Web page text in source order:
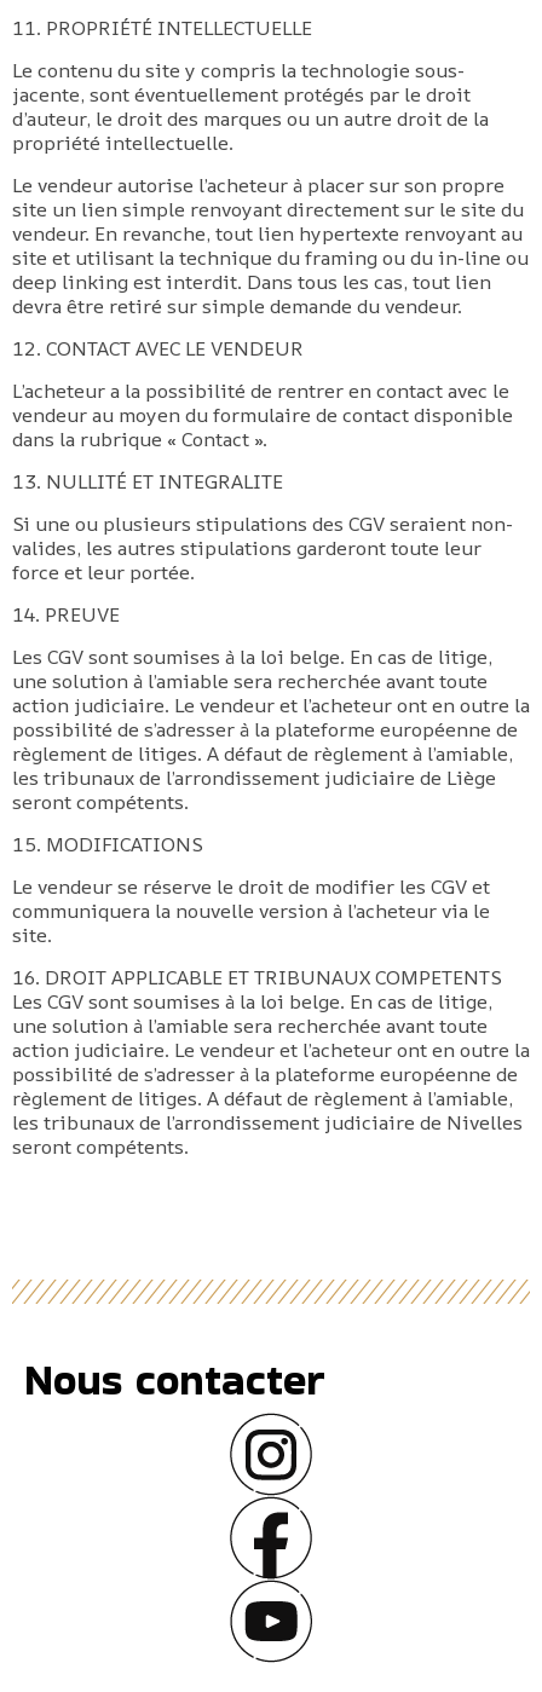
11. PROPRIÉTÉ INTELLECTUELLE
Le contenu du site y compris la technologie sous-
jacente, sont éventuellement protégés par le droit
d’auteur, le droit des marques ou un autre droit de la
propriété intellectuelle.
Le vendeur autorise l’acheteur à placer sur son propre
site un lien simple renvoyant directement sur le site du
vendeur. En revanche, tout lien hypertexte renvoyant au
site et utilisant la technique du framing ou du in-line ou
deep linking est interdit. Dans tous les cas, tout lien
devra être retiré sur simple demande du vendeur.
12. CONTACT AVEC LE VENDEUR
L’acheteur a la possibilité de rentrer en contact avec le
vendeur au moyen du formulaire de contact disponible
dans la rubrique « Contact ».
13. NULLITÉ ET INTEGRALITE
Si une ou plusieurs stipulations des CGV seraient non-
valides, les autres stipulations garderont toute leur
force et leur portée.
14. PREUVE
Les CGV sont soumises à la loi belge. En cas de litige,
une solution à l’amiable sera recherchée avant toute
action judiciaire. Le vendeur et l’acheteur ont en outre la
possibilité de s’adresser à la plateforme européenne de
règlement de litiges. A défaut de règlement à l’amiable,
les tribunaux de l’arrondissement judiciaire de Liège
seront compétents.
15. MODIFICATIONS
Le vendeur se réserve le droit de modifier les CGV et
communiquera la nouvelle version à l’acheteur via le
site.
16. DROIT APPLICABLE ET TRIBUNAUX COMPETENTS
Les CGV sont soumises à la loi belge. En cas de litige,
une solution à l’amiable sera recherchée avant toute
action judiciaire. Le vendeur et l’acheteur ont en outre la
possibilité de s’adresser à la plateforme européenne de
règlement de litiges. A défaut de règlement à l’amiable,
les tribunaux de l’arrondissement judiciaire de Nivelles
seront compétents.
Nous contacter